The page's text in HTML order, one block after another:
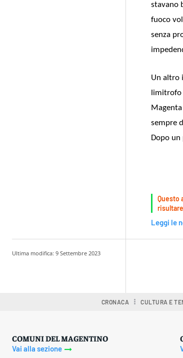
stavano
fuoco
senza
Un altro
limitrofo
sempre
Dopo
Questo
Leggi le
Ultima modifica: 9 Settembre 2023
CRONACA CULTURA E
COMUNI DEL MAGENTINO
Vai alla sezione